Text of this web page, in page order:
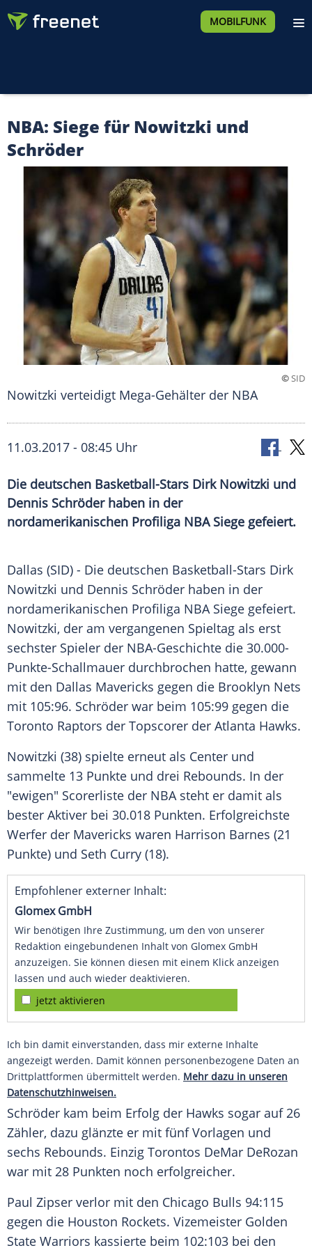
MOBILFUNK
NBA: Siege für Nowitzki und
Schröder
©SID
Nowitzki verteidigt Mega-Gehälter der NBA
11.03.2017 - 08:45 Uhr
Die deutschen Basketball-Stars Dirk Nowitzki und
Dennis Schröder haben in der
nordamerikanischen Profiliga NBA Siege gefeiert.
Dallas (SID) - Die deutschen Basketball-Stars Dirk
Nowitzki und Dennis Schröder haben in der
nordamerikanischen Profiliga NBASiege gefeiert.
Nowitzki, der am vergangenen Spieltag als erst
sechster Spieler der NBA-Geschichte die 30.000-
Punkte-Schallmauer durchbrochen hatte, gewann
mit den Dallas Mavericks gegen die Brooklyn Nets
mit 105:96. Schröder war beim 105:99 gegen die
Toronto Raptors der Topscorer der Atlanta Hawks.
Nowitzki (38) spielte erneut als Center und
sammelte 13 Punkte und drei Rebounds. In der
"ewigen" Scorerliste der NBAsteht er damit als
bester Aktiver bei 30.018 Punkten. Erfolgreichste
Werfer der Mavericks waren Harrison Barnes (21
Punkte) und Seth Curry (18).
Empfohlener externer Inhalt:
Glomex GmbH
Wir benötigen Ihre Zustimmung, um den von unserer
Redaktion eingebundenen Inhalt von Glomex GmbH
anzuzeigen. Sie können diesen mit einem Klick anzeigen
lassen und auch wieder deaktivieren.
jetzt aktivieren
Ich bin damit einverstanden, dass mir externe Inhalte
angezeigt werden. Damit können personenbezogene Daten an
Drittplattformen übermittelt werden. Mehr dazu in unseren
Datenschutzhinweisen.
Schröder kam beim Erfolg der Hawks sogar auf 26
Zähler, dazu glänzte er mit fünf Vorlagen und
sechs Rebounds. Einzig Torontos DeMar DeRozan
war mit 28 Punkten noch erfolgreicher.
Paul Zipser verlor mit den Chicago Bulls 94:115
gegen die Houston Rockets. Vizemeister Golden
State Warriors kassierte beim 102:103 bei den